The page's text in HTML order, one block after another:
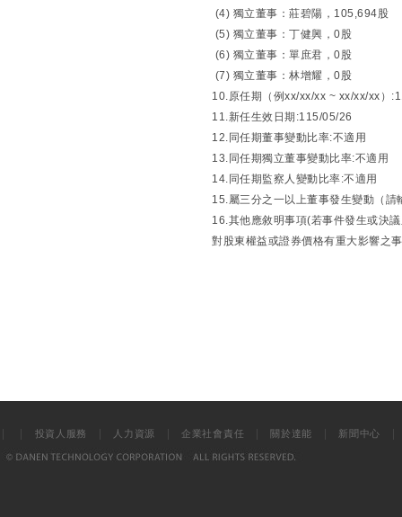
(4) 獨立董事：莊碧陽，105,694股
(5) 獨立董事：丁健興，0股
(6) 獨立董事：單庶君，0股
(7) 獨立董事：林增耀，0股
10.原任期（例xx/xx/xx ~ xx/xx/xx）
11.新任生效日期:115/05/26
12.同任期董事變動比率:不適用
13.同任期獨立董事變動比率:不適用
14.同任期監察人變動比率:不適用
15.屬三分之一以上董事發生變動（請
16.其他應敘明事項(若事件發生或決
對股東權益或證券價格有重大影響之
投資人服務 人力資源 |企業社會責任 關於達能 新聞中心